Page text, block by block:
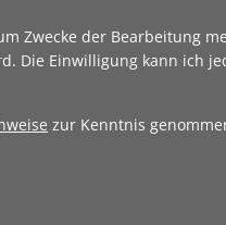
Zwecke der Bearbeitung
Die Einwilligung kann ich
zur Kenntnis